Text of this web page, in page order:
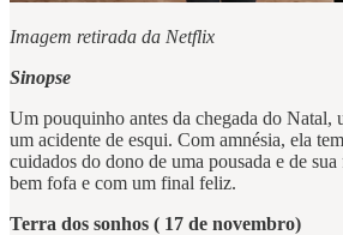
Imagem retirada da Netflix
Sinopse
Um pouquinho antes da chegada do Natal,
um acidente de esqui. Com amnésia, ela
cuidados do dono de uma pousada e de
bem fofa e com um final feliz.
Terra dos sonhos ( 17 de novembro)